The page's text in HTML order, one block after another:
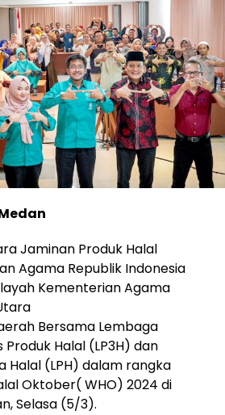
Jaminan Produk Halal
Agama Republik Indonesia
Kementerian Agama
Bersama Lembaga
Halal (LP3H) dan
Halal (LPH) dalam rangka
Oktober( WHO) 2024 di
Selasa (5/3).